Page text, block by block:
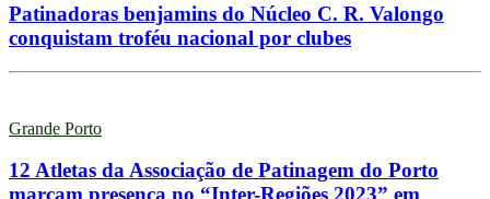
Patinadoras benjamins do Núcleo C. R. Valongo
conquistam troféu nacional por clubes
Grande Porto
12 Atletas da Associação de Patinagem do Porto